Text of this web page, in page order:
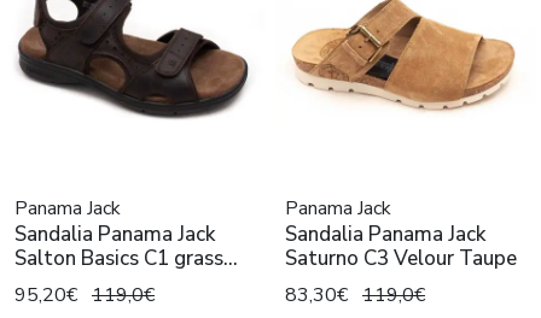
Panama Jack
Sandalia Panama Jack
Salton Basics C1 grass
marron
95,20€ 119,0€
Panama Jack
Sandalia Panama Jack
Saturno C3 Velour Taupe
83,30€ 119,0€